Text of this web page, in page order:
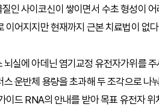
인 사이코신이 쌓이면서 수초 형성이
이어지지만 현재까지 근본 치료법이 없
실에 아데닌 염기교정 유전자가위를
운반체 용량을 초과해 두 조각으로 나
이드 RNA의 안내를 받아 목표 유전자